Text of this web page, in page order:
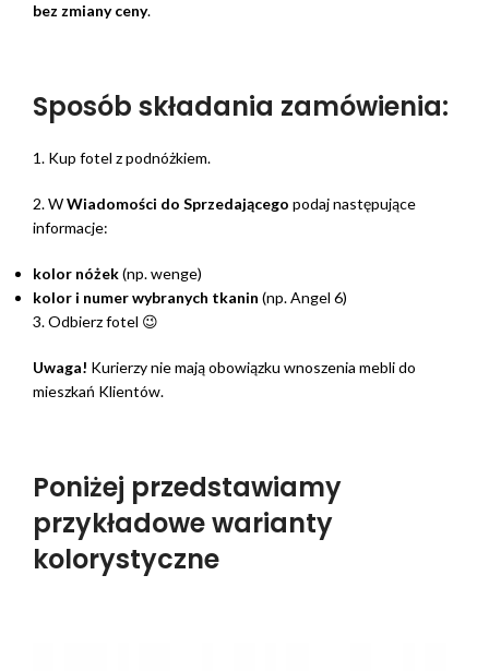
bez zmiany ceny.
Sposób składania zamówienia:
1. Kup fotel z podnóżkiem.
2. WWiadomości do Sprzedającego podaj następujące
informacje:
kolor nóżek(np. wenge)
kolor i numer wybranych tkanin (np. Angel 6)
3. Odbierz fotel 😉
Uwaga! Kurierzy nie mają obowiązku wnoszenia mebli do
mieszkań Klientów.
Poniżej przedstawiamy
przykładowe warianty
kolorystyczne